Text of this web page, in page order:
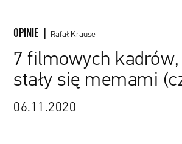
OPINIE | Rafał Krause
7 filmowych
stały się memami
06.11.2020